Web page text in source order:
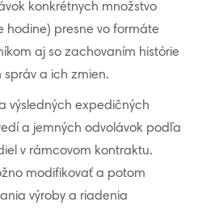
konkrétnych množstvo
hodine) presne vo formáte
aj so zachovaním histórie
a ich zmien.
výsledných expedičných
a jemných odvolávok podľa
v rámcovom kontraktu.
modifikovať a potom
výroby a riadenia